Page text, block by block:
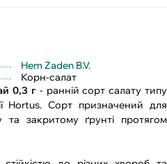
Hem Zaden B.V.
Корн-салат
0,3 г - ранній сорт салату типу
Hortus. Сорт призначений для
та закритому ґрунті протягом